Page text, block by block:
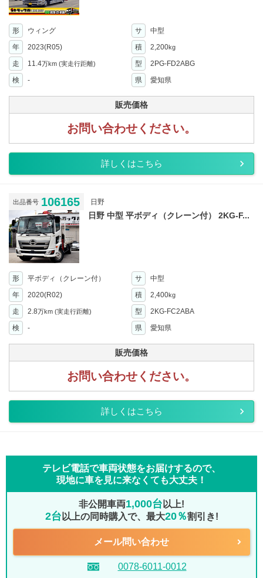
形 ウィング サ
中型
年
2023(R05) 積 2,200kg
走 11.4万km (実走行距離) 型
2PG-FD2ABG
検
- 県 愛知県
販売価格
お問い合わせください。
詳しくはこちら
出品番号 106165 日野
日野 中型 平ボディ（クレーン付） 2KG-F...
形 平ボディ（クレーン付） サ
中型
年
2020(R02) 積 2,400kg
走 2.8万km (実走行距離) 型
2KG-FC2ABA
検
- 県 愛知県
販売価格
お問い合わせください。
詳しくはこちら
テレビ電話で車両状態をお届けするので、
現地に車を見に来なくても大丈夫！
非公開車両1,000台 以上!
2台 以上の同時購入で、最大20％割引き!
メール問い合わせ
0078-6011-0012